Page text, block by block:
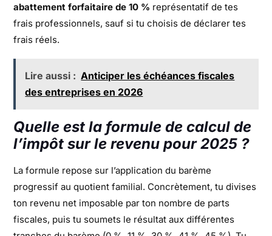
abattement forfaitaire de 10 % représentatif de tes
frais professionnels, sauf si tu choisis de déclarer tes
frais réels.
Lire aussi : Anticiper les échéances fiscales
des entreprises en 2026
Quelle est la formule de calcul de
l’impôt sur le revenu pour 2025 ?
La formule repose sur l’application du barème
progressif au quotient familial. Concrètement, tu divises
ton revenu net imposable par ton nombre de parts
fiscales, puis tu soumets le résultat aux différentes